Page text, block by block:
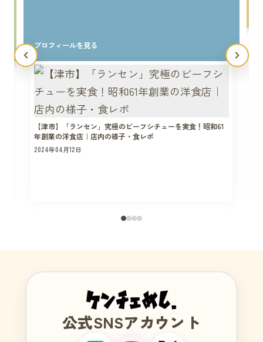
プロフィールを見る
【津市】「ランセン」究極のビーフシチューを実食！昭和61
年創業の洋食店｜店内の様子・食レポ
2024年04月12日
公式SNSアカウント